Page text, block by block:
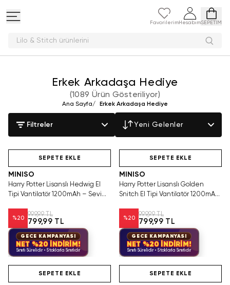
Favorilerim HesabımSEPETİM
Lilo & Stit
Erkek Arkadaşa Hediye
(1089 Ürün Gösteriliyor)
Ana Sayfa/ Erkek Arkadaşa Hediye
Filtreler Yeni Gelenler
SEPETE EKLE
MINISO
Harry Potter Lisanslı Hedwig El
Tipi Vantilatör 1200mAh – Sevimli
%20
999,99 TL
799,99 TL
GECE KAMPANYASI
NET %20 İNDİRİM!
Sınırlı Sürelidir • Stoklarla Sınırlıdır
SEPETE EKLE
MINISO
Harry Potter Lisanslı Golden
Snitch El Tipi Vantilatör 1200mAh
%20
999,99 TL
799,99 TL
GECE KAMPANYASI
NET %20 İNDİRİM!
Sınırlı Sürelidir • Stoklarla Sınırlıdır
SEPETE EKLE SEPETE EKLE